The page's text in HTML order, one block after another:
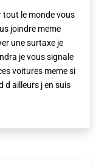
tout le monde vous
joindre meme
une surtaxe je
je vous signale
voitures meme si
d ailleurs j en suis